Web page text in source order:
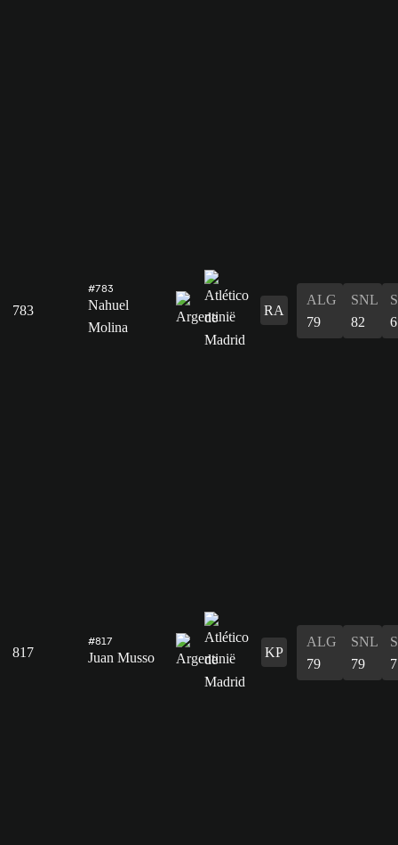
783
#783
Nahuel
Molina
RA
ALG
79
SNL
82
817
#817
Juan Musso KP
ALG
79
SNL
79